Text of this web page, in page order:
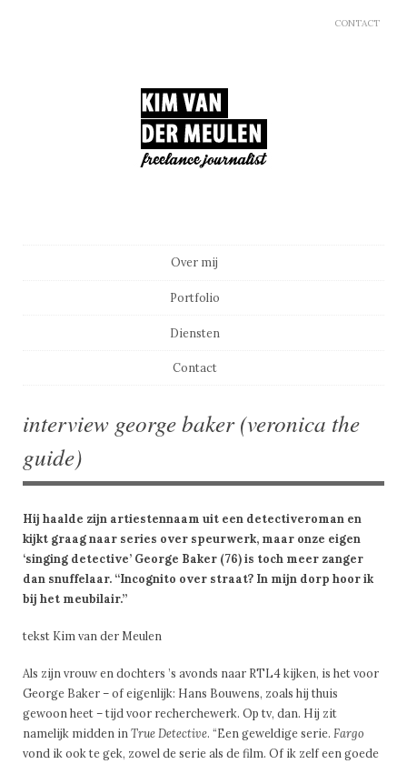
CONTACT
Over mij
Portfolio
Diensten
Contact
interview george baker (veronica the
guide)
Hij haalde zijn artiestennaam uit een detectiveroman en
kijkt graag naar series over speurwerk, maar onze eigen
‘singing detective’ George Baker (76) is toch meer zanger
dan snuffelaar. “Incognito over straat? In mijn dorp hoor ik
bij het meubilair.”
tekst Kim van der Meulen
Als zijn vrouw en dochters ’s avonds naar RTL4 kijken, is het voor
George Baker – of eigenlijk: Hans Bouwens, zoals hij thuis
gewoon heet – tijd voor recherchewerk. Op tv, dan. Hij zit
namelijk midden in True Detective. “Een geweldige serie. Fargo
vond ik ook te gek, zowel de serie als de film. Of ik zelf een goede